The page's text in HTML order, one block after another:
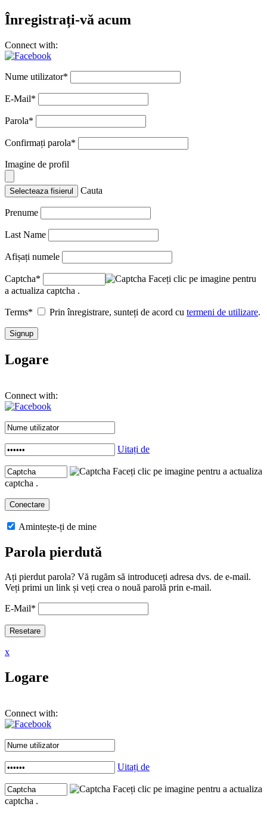
Înregistrați-vă acum
Connect with:
Nume utilizator*
E-Mail*
Parola*
Confirmați parola*
Imagine de profil
Selecteaza fisierul Cauta
Prenume
Last Name
Afișați numele
Captcha*
Faceți clic pe imagine pentru
a actualiza captcha .
Terms* Prin înregistrare, sunteți de acord cu termeni de utilizare.
Logare
Connect with:
Uitați de
Faceți clic pe imagine pentru a actualiza
captcha .
Amintește-ți de mine
Parola pierdută
Ați pierdut parola? Vă rugăm să introduceți adresa dvs. de e-mail.
Veți primi un link și veți crea o nouă parolă prin e-mail.
E-Mail*
x
Logare
Connect with:
Uitați de
Faceți clic pe imagine pentru a actualiza
captcha .